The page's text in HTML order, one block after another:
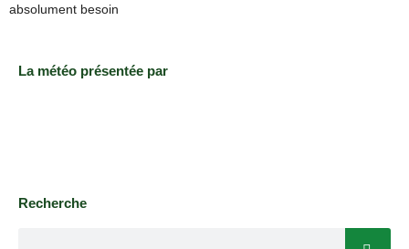
absolument besoin
La météo présentée par
Recherche